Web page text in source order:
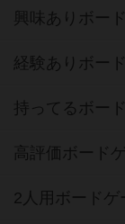
興味ありボー
経験ありボー
持ってるボー
高評価ボード
2人用ボードゲ